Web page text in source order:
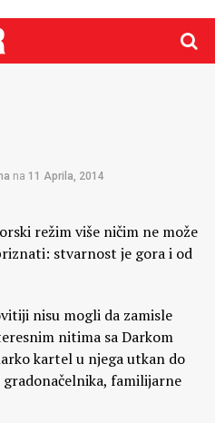
na 11 Aprila, 2014
režim više ničim ne može
stvarnost je gora i od
nisu mogli da zamisle
nitima sa Darkom
kartel u njega utkan do
gradonačelnika, familijarne